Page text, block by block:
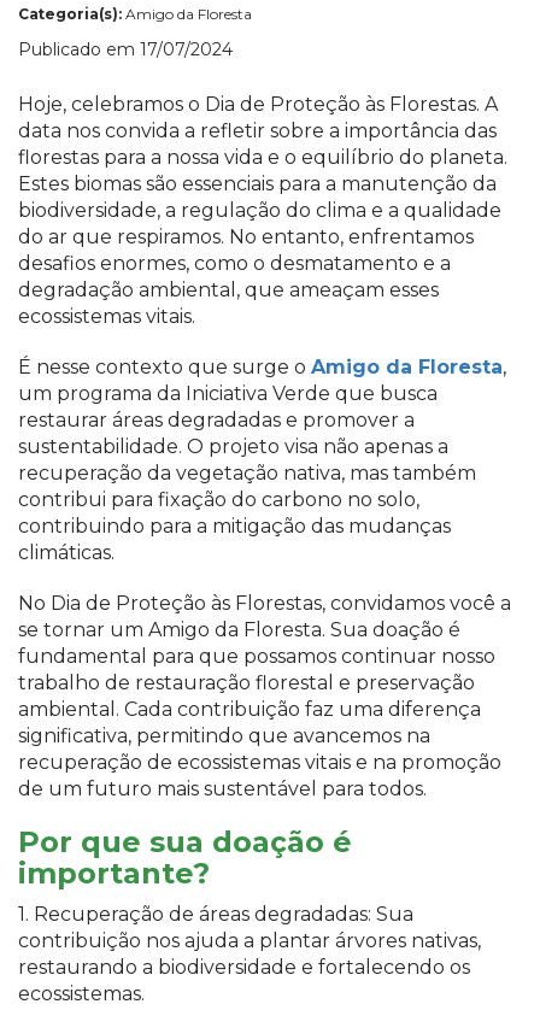
Categoria(s): Amigo da Floresta
Publicado em 17/07/2024
Hoje, celebramos o Dia de Proteção às Florestas. A
data nos convida a refletir sobre a importância das
florestas para a nossa vida e o equilíbrio do planeta.
Estes biomas são essenciais para a manutenção da
biodiversidade, a regulação do clima e a qualidade
do ar que respiramos. No entanto, enfrentamos
desafios enormes, como o desmatamento e a
degradação ambiental, que ameaçam esses
ecossistemas vitais.
É nesse contexto que surge o Amigo da Floresta,
um programa da Iniciativa Verde que busca
restaurar áreas degradadas e promover a
sustentabilidade. O projeto visa não apenas a
recuperação da vegetação nativa, mas também
contribui para fixação do carbono no solo,
contribuindo para a mitigação das mudanças
climáticas.
No Dia de Proteção às Florestas, convidamos você a
se tornar um Amigo da Floresta. Sua doação é
fundamental para que possamos continuar nosso
trabalho de restauração florestal e preservação
ambiental. Cada contribuição faz uma diferença
significativa, permitindo que avancemos na
recuperação de ecossistemas vitais e na promoção
de um futuro mais sustentável para todos.
Por que sua doação é
importante?
1. Recuperação de áreas degradadas: Sua
contribuição nos ajuda a plantar árvores nativas,
restaurando a biodiversidade e fortalecendo os
ecossistemas.